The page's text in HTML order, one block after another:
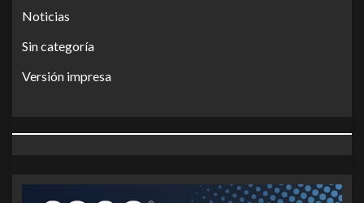
Noticias
Sin categoría
Versión impresa